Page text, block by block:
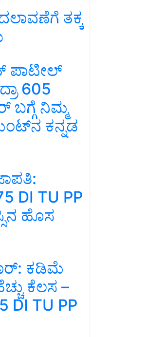
ತಕ್ಕ
ಪಾಟೀಲ್
605
ಬಗ್ಗೆ ನಿಮ್ಮ
ಕನ್ನಡ
DI TU PP
ಹೊಸ
ಕಡಿಮೆ
ಕೆಲಸ –
DI TU PP